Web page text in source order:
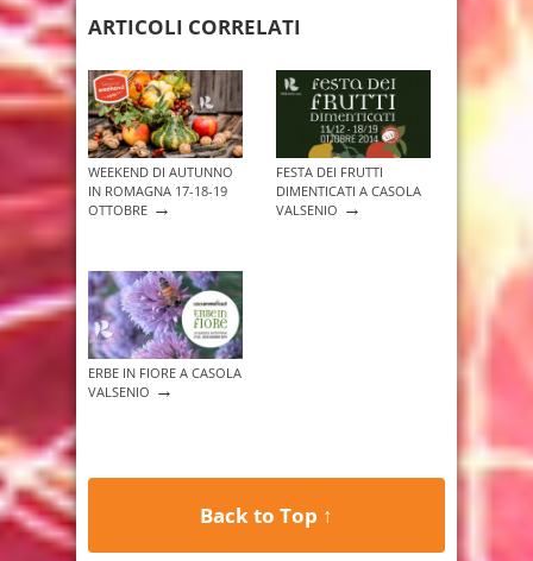
ARTICOLI CORRELATI
WEEKEND DI AUTUNNO
IN ROMAGNA 17-18-19
OTTOBRE →
FESTA DEI FRUTTI
DIMENTICATI A CASOLA
VALSENIO →
ERBE IN FIORE A CASOLA
VALSENIO →
Back to Top ↑